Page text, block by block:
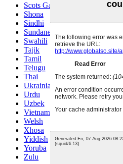
Scots Gaelic
Shona
Sindhi
Sundanese
Swahili
Tajik
Tamil
Telugu
Thai
Ukrainian
Urdu
Uzbek
Vietnamese
Welsh
Xhosa
Yiddish
Yoruba
Zulu